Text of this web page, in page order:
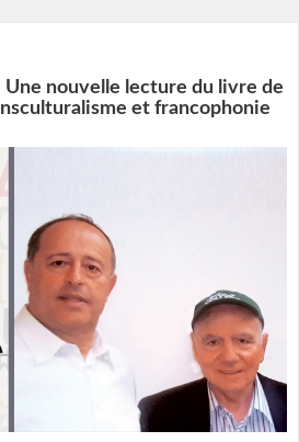
Une nouvelle lecture du livre de
et francophonie